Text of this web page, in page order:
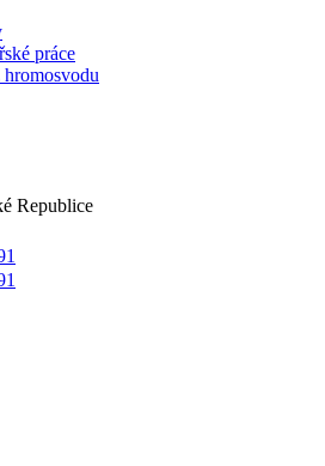
práce
Republice